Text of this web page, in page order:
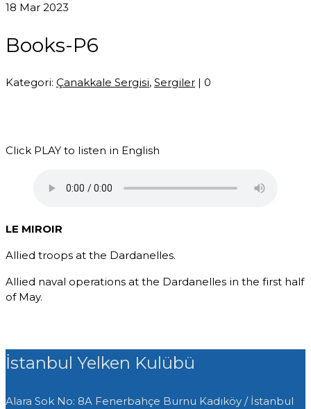
18 Mar 2023
Books-P6
Kategori: Çanakkale Sergisi, Sergiler | 0
Click PLAY to listen in English
LE MIROIR
Allied troops at the Dardanelles.
Allied naval operations at the Dardanelles in the first half
of May.
İstanbul Yelken Kulübü
Alara Sok No: 8A Fenerbahçe Burnu Kadıköy / İstanbul